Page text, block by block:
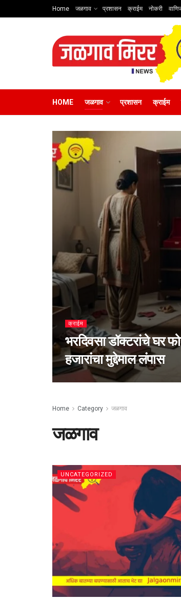
Home जळगाव प्रशासन क्राईम नोकरी
HOME जळगाव प्रशासन क्राईम
क्राईम
भरदिवसा डॉक्टरांचे घर
हजारांचा मुद्देमाल लंपास
Home Category जळगाव
जळगाव
UNCATEGORIZED